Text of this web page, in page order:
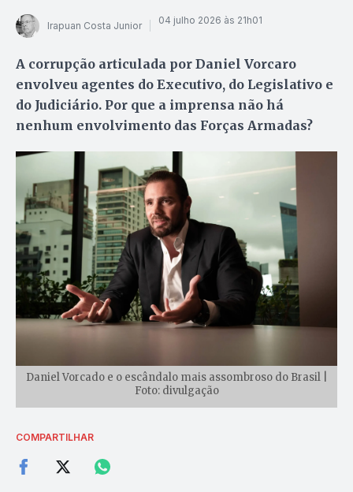
Irapuan Costa Junior 04 julho 2026 às 21h01
A corrupção articulada por Daniel Vorcaro
envolveu agentes do Executivo, do Legislativo e
do Judiciário. Por que a imprensa não há
nenhum envolvimento das Forças Armadas?
Daniel Vorcado e o escândalo mais assombroso do Brasil |
Foto: divulgação
COMPARTILHAR